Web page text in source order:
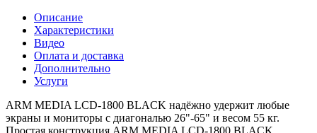
Описание
Характеристики
Видео
Оплата и доставка
Дополнительно
Услуги
ARM MEDIA LCD-1800 BLACK надёжно удержит любые
экраны и мониторы с диагональю 26"-65" и весом 55 кг.
Простая конструкция ARM MEDIA LCD-1800 BLACK